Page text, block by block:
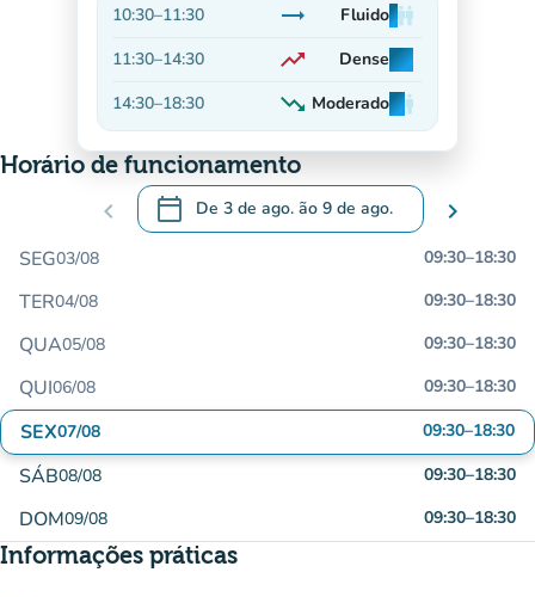
10:30–11:30 trending_flat Fluidoman
man
man
11:30–14:30 trending_up Denseman
man
man
14:30–18:30 trending_down
Decrescente
Moderadoman
man
man
Horário de funcionamento
chevron_left calendar_today De 3 de ago. ão 9 de ago.
.Abra o calendário para alterar as datas
chevron_right
SEG03/08 09:30–18:30
TER04/08 09:30–18:30
QUA05/08 09:30–18:30
QUI06/08 09:30–18:30
SEX07/08 09:30–18:30
SÁB08/08 09:30–18:30
DOM09/08 09:30–18:30
Informações práticas